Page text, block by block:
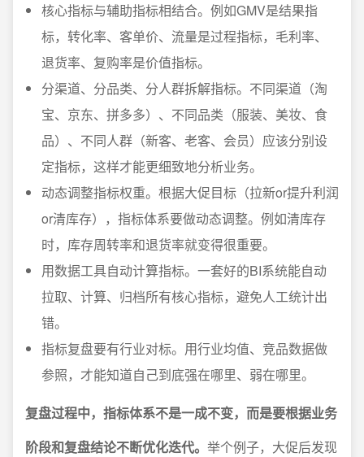
核心指标与辅助指标相结合。例如GMV是结果指
标，转化率、客单价、流量是过程指标，毛利率、
退货率、复购率是价值指标。
分渠道、分品类、分人群拆解指标。不同渠道（淘
宝、京东、拼多多）、不同品类（服装、美妆、食
品）、不同人群（新客、老客、会员）应该分别设
定指标，这样才能更细致地分析业务。
动态调整指标权重。根据大促目标（拉新or提升利润
or清库存），指标体系要做动态调整。例如清库存
时，库存周转率和退货率就变得很重要。
用数据工具自动计算指标。一套好的BI系统能自动
拉取、计算、归档所有核心指标，避免人工统计出
错。
指标复盘要有行业对标。用行业均值、竞品数据做
参照，才能知道自己到底强在哪里、弱在哪里。
复盘过程中，指标体系不是一成不变，而是要根据业务
阶段和复盘结论不断优化迭代。 举个例子，大促后发现